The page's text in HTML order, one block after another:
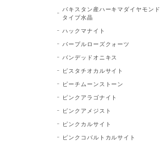
パキスタン産ハーキマダイヤモンド
タイプ水晶
ハックマナイト
パープルローズクォーツ
バンデッドオニキス
ピスタチオカルサイト
ピーチムーンストーン
ピンクアラゴナイト
ピンクアメジスト
ピンクカルサイト
ピンクコバルトカルサイト